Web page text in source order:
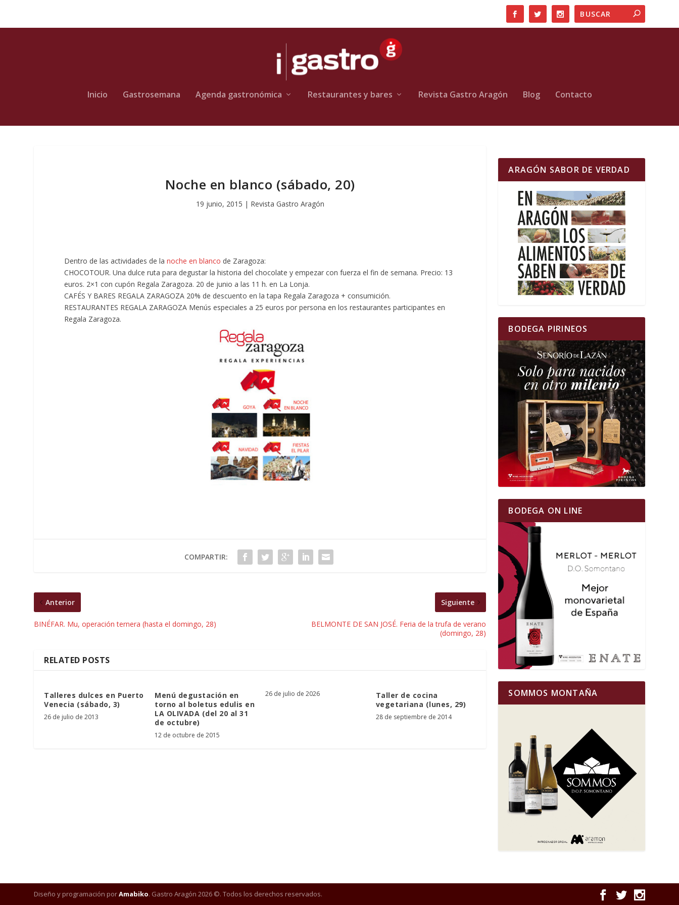
Inicio Gastrosemana Agenda gastronómica Restaurantes y bares Revista Gastro Aragón Blog Contacto
Noche en blanco (sábado, 20)
19 junio, 2015 | Revista Gastro Aragón
Dentro de las actividades de lanoche en blanco de Zaragoza:
CHOCOTOUR. Una dulce ruta para degustar la historia del chocolate y empezar con fuerza el fin de semana. Precio: 13
euros. 2×1 con cupón Regala Zaragoza. 20 de junio a las 11 h. en La Lonja.
CAFÉS Y BARES REGALA ZARAGOZA 20% de descuento en la tapa Regala Zaragoza + consumición.
RESTAURANTES REGALA ZARAGOZA Menús especiales a 25 euros por persona en los restaurantes participantes en
Regala Zaragoza.
COMPARTIR:
Anterior
BINÉFAR. Mu, operación ternera (hasta el domingo, 28)
Siguiente
BELMONTE DE SAN JOSÉ. Feria de la trufa de verano
(domingo, 28)
RELATED POSTS
Talleres dulces en Puerto
Venecia (sábado, 3)
26 de julio de 2013
Menú degustación en
torno al boletus edulis en
LA OLIVADA (del 20 al 31
de octubre)
12 de octubre de 2015
26 de julio de 2026
Taller de cocina
vegetariana (lunes, 29)
28 de septiembre de 2014
ARAGÓN SABOR DE VERDAD
BODEGA PIRINEOS
BODEGA ON LINE
SOMMOS MONTAÑA
Diseño y programación porAmabiko. Gastro Aragón 2026 ©. Todos los derechos reservados.